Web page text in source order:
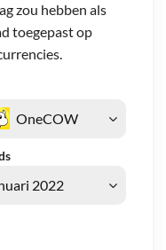
zou hebben als
toegepast op